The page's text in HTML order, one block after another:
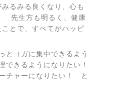
るみる良くなり、心も
先生方も明るく、健康
とで、すべてがハッピ
ヨガに集中できるよう
きるようになりたい！
チャーになりたい！ と